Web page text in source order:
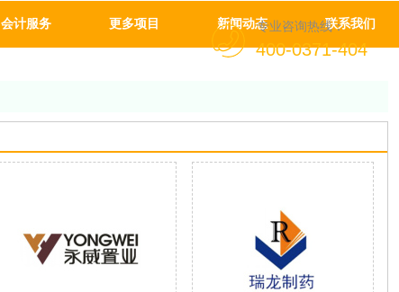
400-0371-404
专业咨询热线：
会计服务 更多项目 新闻动态 联系我们